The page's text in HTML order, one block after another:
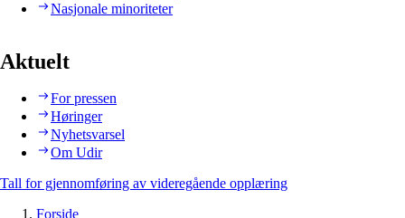
Nasjonale minoriteter
Aktuelt
For pressen
Høringer
Nyhetsvarsel
Om Udir
Tall for gjennomføring av videregående opplæring
Forside